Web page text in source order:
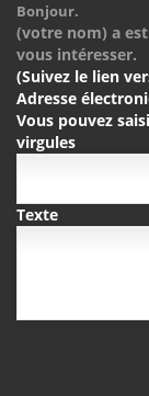
Bonjour.
(votre nom) a
vous intéresser.
(Suivez le lien
Adresse
Vous pouvez
virgules
Texte